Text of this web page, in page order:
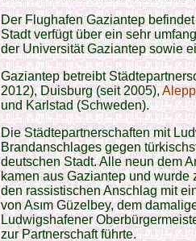
Der Flughafen Gaziantep
Stadt verfügt über ein sehr
der Universität Gaziantep sowie
Gaziantep betreibt
2012), Duisburg (seit 2005),
und Karlstad (Schweden).
Die Städtepartnerschaften mit
Brandanschlages gegen
deutschen Stadt. Alle neun dem
kamen aus Gaziantep und wurde
den rassistischen Anschlag mit
von Asım Güzelbey, dem
Ludwigshafener
zur Partnerschaft führte.